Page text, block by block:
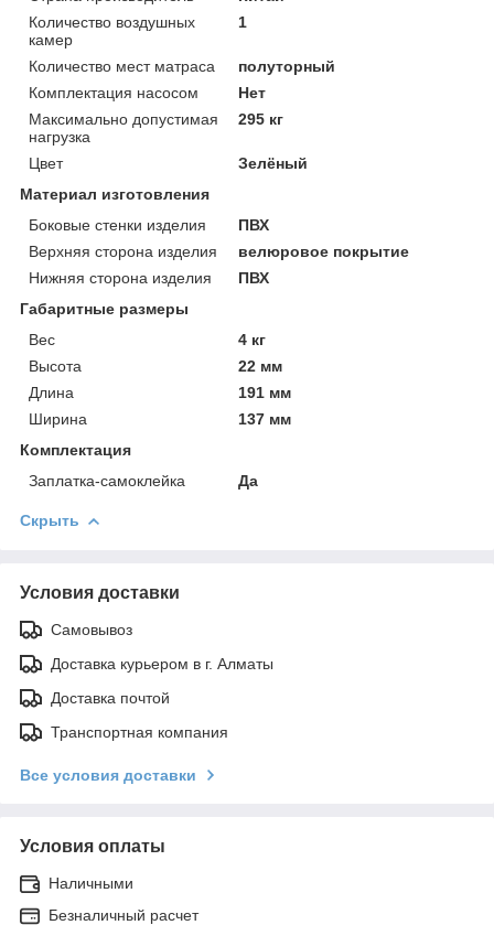
Количество воздушных
камер
1
Количество мест матраса
полуторный
Комплектация насосом
Нет
Максимально допустимая
нагрузка
295 кг
Цвет
Зелёный
Материал изготовления
Боковые стенки изделия
ПВХ
Верхняя сторона изделия
велюровое покрытие
Нижняя сторона изделия
ПВХ
Габаритные размеры
Вес
4 кг
Высота
22 мм
Длина
191 мм
Ширина
137 мм
Комплектация
Заплатка-самоклейка
Да
Скрыть
Условия доставки
Самовывоз
Доставка курьером в г. Алматы
Доставка почтой
Транспортная компания
Все условия доставки
Условия оплаты
Наличными
Безналичный расчет